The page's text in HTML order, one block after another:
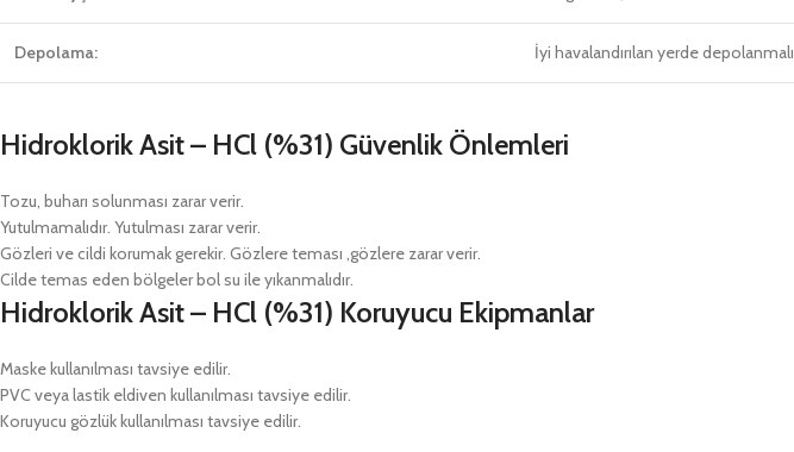
Depolama: İyi havalandırılan yerde depolanmalı
Hidroklorik Asit – HCl (%31) Güvenlik Önlemleri
Tozu, buharı solunması zarar verir.
Yutulmamalıdır. Yutulması zarar verir.
Gözleri ve cildi korumak gerekir. Gözlere teması ,gözlere zarar verir.
Cilde temas eden bölgeler bol su ile yıkanmalıdır.
Hidroklorik Asit – HCl (%31) Koruyucu Ekipmanlar
Maske kullanılması tavsiye edilir.
PVC veya lastik eldiven kullanılması tavsiye edilir.
Koruyucu gözlük kullanılması tavsiye edilir.